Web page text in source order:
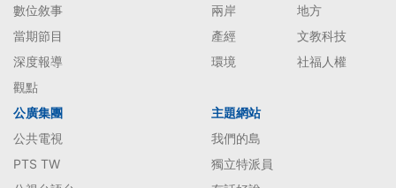
數位敘事
當期節目
深度報導
觀點
兩岸
地方
產經
文教科技
環境
社福人權
公廣集團
公共電視
PTS TW
主題網站
我們的島
獨立特派員